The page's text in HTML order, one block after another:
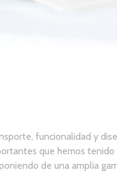
funcionalidad y
que hemos
de una amplia